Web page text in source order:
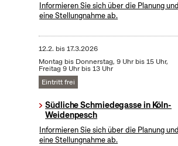
Informieren Sie sich über die Planung
eine Stellungnahme ab.
12.2. bis17.3.2026
Montag bis Donnerstag, 9 Uhr bis 15 Uhr,
Freitag 9 Uhr bis 13 Uhr
Eintritt frei
Südliche Schmiedegasse in Köln-
Weidenpesch
Informieren Sie sich über die Planung
eine Stellungnahme ab.